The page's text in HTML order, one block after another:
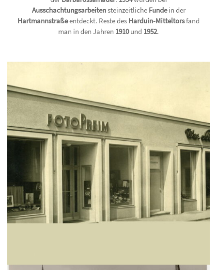
Ausschachtungsarbeitensteinzeitliche Fundein der
Hartmannstraßeentdeckt. Reste des Harduin-Mitteltorsfand
man in den Jahren 1910und 1952.